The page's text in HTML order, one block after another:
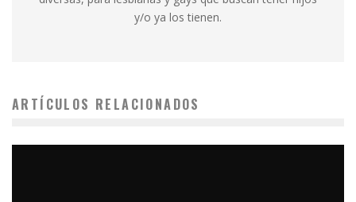
y/o ya los tienen.
ARTÍCULOS RELACIONADOS